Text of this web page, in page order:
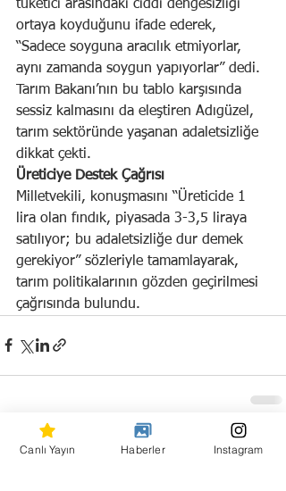
tüketici arasındaki ciddi dengesizliği
ortaya koyduğunu ifade ederek,
“Sadece soyguna aracılık etmiyorlar,
aynı zamanda soygun yapıyorlar” dedi.
Tarım Bakanı’nın bu tablo karşısında
sessiz kalmasını da eleştiren Adıgüzel,
tarım sektöründe yaşanan adaletsizliğe
dikkat çekti.
Üreticiye Destek Çağrısı
Milletvekili, konuşmasını “Üreticide 1
lira olan fındık, piyasada 3-3,5 liraya
satılıyor; bu adaletsizliğe dur demek
gerekiyor” sözleriyle tamamlayarak,
tarım politikalarının gözden geçirilmesi
çağrısında bulundu.
Son Yazılar Hepsini Gör
Canlı Yayın Haberler Instagram